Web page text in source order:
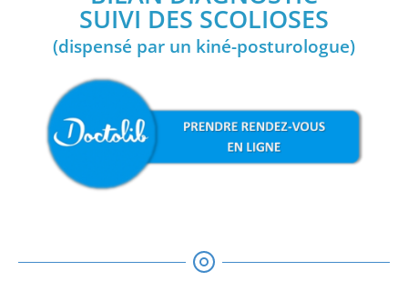
SUIVI DES SCOLIOSES
(dispensé par un kiné-posturologue)